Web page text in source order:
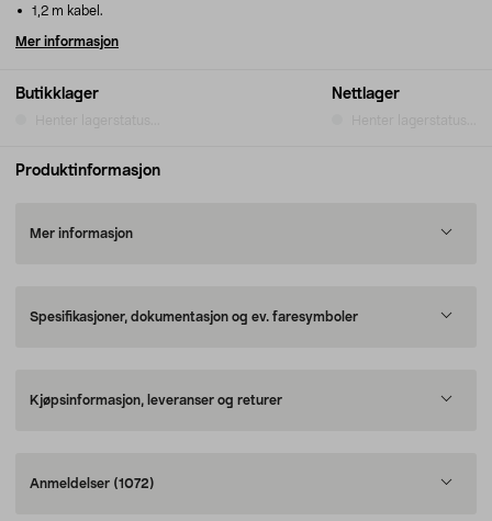
Butikklager Nettlager
1,2 m kabel.
Mer informasjon
Produktinformasjon
Mer informasjon
Spesifikasjoner, dokumentasjon og ev. faresymboler
Kjøpsinformasjon, leveranser og returer
Anmeldelser (1072)